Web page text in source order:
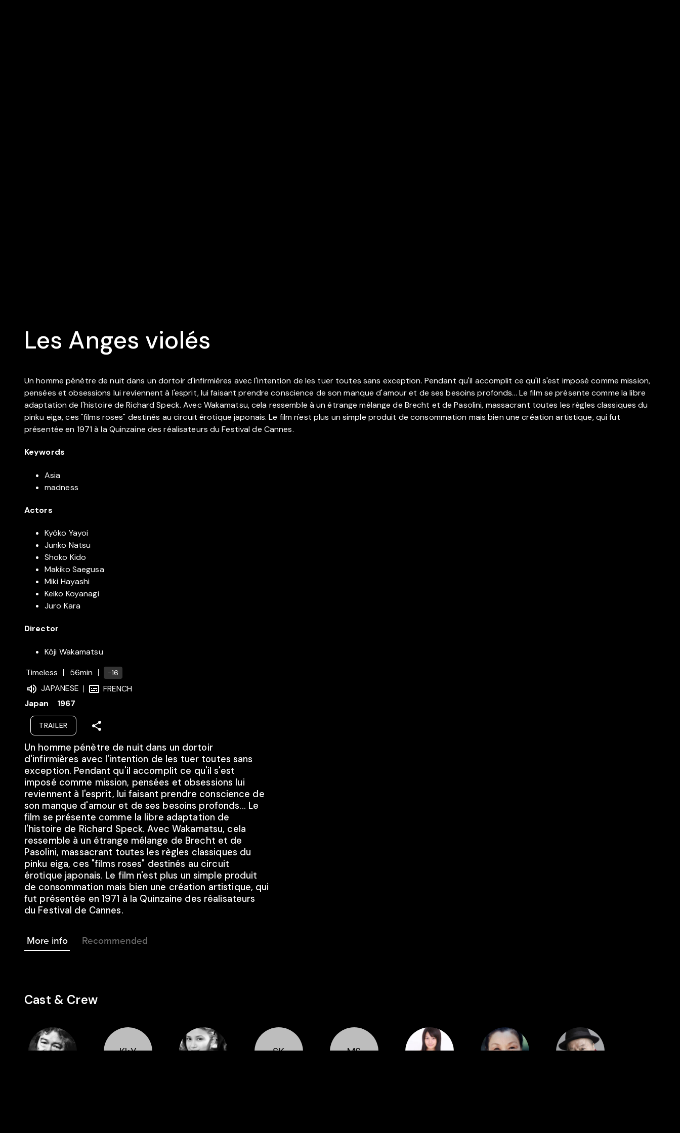
Les Anges violés
Un homme pénètre de nuit dans un dortoir d'infirmières avec l'intention de les tuer toutes sans exception. Pendant qu'il accomplit ce qu'il s'est imposé comme mission,
pensées et obsessions lui reviennent à l'esprit, lui faisant prendre conscience de son manque d'amour et de ses besoins profonds... Le film se présente comme la libre
adaptation de l'histoire de Richard Speck. Avec Wakamatsu, cela ressemble à un étrange mélange de Brecht et de Pasolini, massacrant toutes les règles classiques du
pinku eiga, ces "films roses" destinés au circuit érotique japonais. Le film n'est plus un simple produit de consommation mais bien une création artistique, qui fut
présentée en 1971 à la Quinzaine des réalisateurs du Festival de Cannes.
Keywords
Asia
madness
Actors
Kyôko Yayoi
Junko Natsu
Shoko Kido
Makiko Saegusa
Miki Hayashi
Keiko Koyanagi
Juro Kara
Director
Kôji Wakamatsu
Timeless
56min -16
JAPANESE
FRENCH
Japan
1967
TRAILER
Un homme pénètre de nuit dans un dortoir
d'infirmières avec l'intention de les tuer toutes sans
exception. Pendant qu'il accomplit ce qu'il s'est
imposé comme mission, pensées et obsessions lui
reviennent à l'esprit, lui faisant prendre conscience de
son manque d'amour et de ses besoins profonds... Le
film se présente comme la libre adaptation de
l'histoire de Richard Speck. Avec Wakamatsu, cela
ressemble à un étrange mélange de Brecht et de
Pasolini, massacrant toutes les règles classiques du
pinku eiga, ces "films roses" destinés au circuit
érotique japonais. Le film n'est plus un simple produit
de consommation mais bien une création artistique, qui
fut présentée en 1971 à la Quinzaine des réalisateurs
du Festival de Cannes.
More info Recommended
Cast & Crew
KkY SK MS